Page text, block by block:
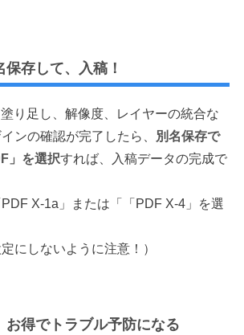
存して、入稿！
り足し、解像度、レイヤーの統合な
ンの確認が完了したら、
別名保存で
」を選択すれば、入稿データの完成で
X-1a」または「「PDF X-4」を選
にしないように注意！）
お得でトラブル予防になる